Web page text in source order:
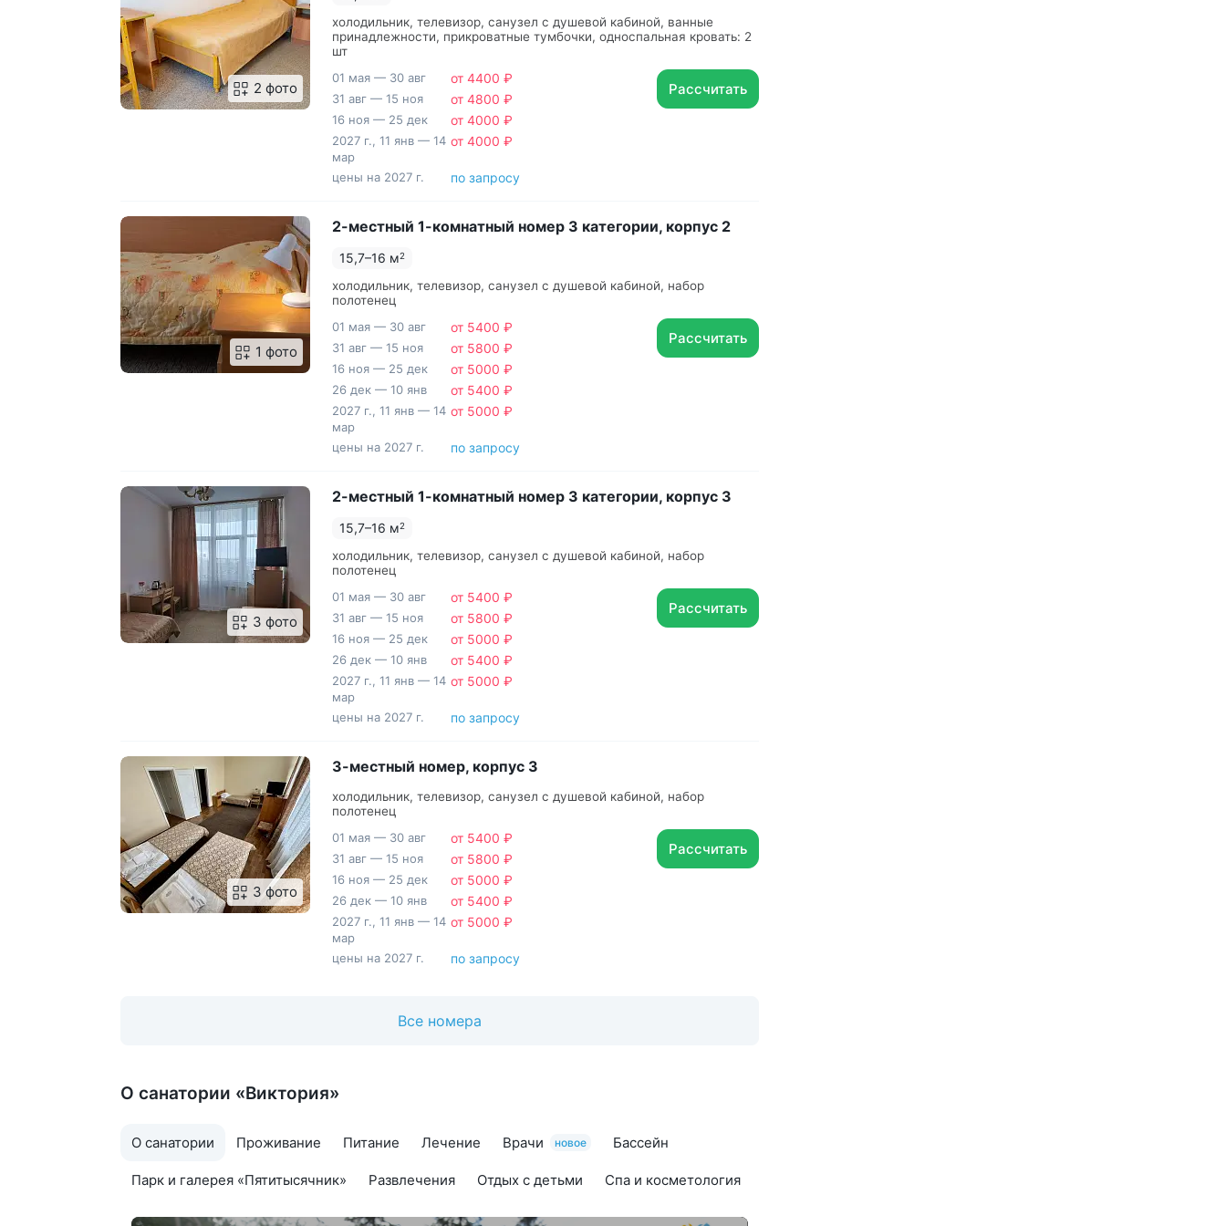
2 фото
холодильник, телевизор, санузел с душевой кабиной, ванные
принадлежности, прикроватные тумбочки, односпальная кровать: 2
шт
01 мая — 30 авг
от 4400 ₽
31 авг — 15 ноя от 4800 ₽
16 ноя — 25 дек от 4000 ₽
2027 г., 11 янв — 14
мар
от 4000 ₽
цены на 2027 г. по запросу
Рассчитать
1 фото
2-местный 1-комнатный номер 3 категории, корпус 2
15,7–16 м2
холодильник, телевизор, санузел с душевой кабиной, набор
полотенец
01 мая — 30 авг
от 5400 ₽
31 авг — 15 ноя от 5800 ₽
16 ноя — 25 дек от 5000 ₽
26 дек — 10 янв от 5400 ₽
2027 г., 11 янв — 14
мар
от 5000 ₽
цены на 2027 г. по запросу
Рассчитать
3 фото
2-местный 1-комнатный номер 3 категории, корпус 3
15,7–16 м2
холодильник, телевизор, санузел с душевой кабиной, набор
полотенец
01 мая — 30 авг
от 5400 ₽
31 авг — 15 ноя от 5800 ₽
16 ноя — 25 дек от 5000 ₽
26 дек — 10 янв от 5400 ₽
2027 г., 11 янв — 14
мар
от 5000 ₽
цены на 2027 г. по запросу
Рассчитать
3 фото
3-местный номер, корпус 3
холодильник, телевизор, санузел с душевой кабиной, набор
полотенец
01 мая — 30 авг
от 5400 ₽
31 авг — 15 ноя от 5800 ₽
16 ноя — 25 дек от 5000 ₽
26 дек — 10 янв от 5400 ₽
2027 г., 11 янв — 14
мар
от 5000 ₽
цены на 2027 г. по запросу
Рассчитать
Все номера
О санатории «Виктория»
О санатории Проживание Питание Лечение Врачи новое Бассейн
Парк и галерея «Пятитысячник» Развлечения Отдых с детьми Спа и косметология